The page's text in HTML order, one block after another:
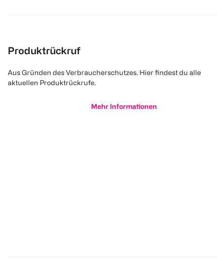
Produktrückruf
Aus Gründen des Verbraucherschutzes. Hier findest du alle
aktuellen Produktrückrufe.
Mehr Informationen